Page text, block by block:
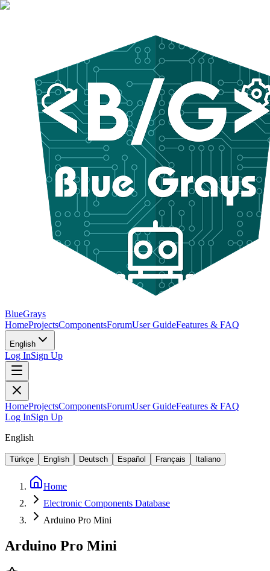
BlueGrays
HomeProjectsComponentsForumUser GuideFeatures & FAQ
English
Log InSign Up
HomeProjectsComponentsForumUser GuideFeatures & FAQ
Log InSign Up
English
Türkçe English Deutsch Español Français Italiano
Home
Electronic Components Database
Arduino Pro Mini
Arduino Pro Mini